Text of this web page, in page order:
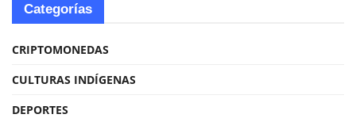
Categorías
CRIPTOMONEDAS
CULTURAS INDÍGENAS
DEPORTES